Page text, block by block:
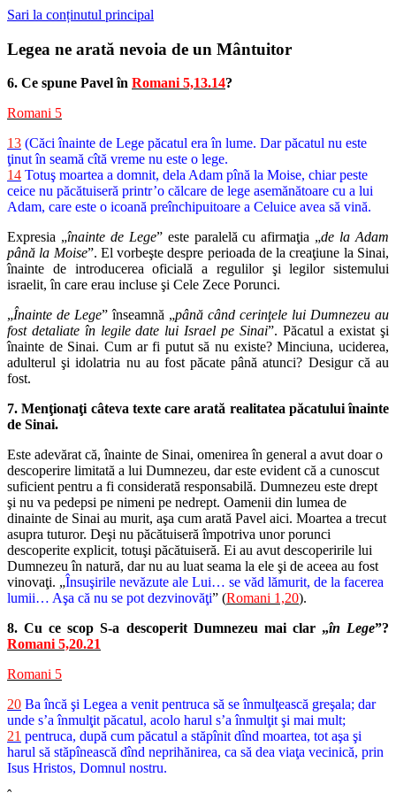
Sari la conținutul principal
Legea ne arată nevoia de un Mântuitor
6. Ce spune Pavel în Romani 5,13.14?
Romani 5
13 (Căci înainte de Lege păcatul era în lume. Dar păcatul nu este
ţinut în seamă cîtă vreme nu este o lege.
14 Totuş moartea a domnit, dela Adam pînă la Moise, chiar peste
ceice nu păcătuiseră printr’o călcare de lege asemănătoare cu a lui
Adam, care este o icoană preînchipuitoare a Celuice avea să vină.
Expresia „înainte de Lege” este paralelă cu afirmaţia „de la Adam
până la Moise”. El vorbeşte despre perioada de la creaţiune la Sinai,
înainte de introducerea oficială a regulilor şi legilor sistemului
israelit, în care erau incluse şi Cele Zece Porunci.
„Înainte de Lege” înseamnă „până când cerinţele lui Dumnezeu au
fost detaliate în legile date lui Israel pe Sinai”. Păcatul a existat şi
înainte de Sinai. Cum ar fi putut să nu existe? Minciuna, uciderea,
adulterul şi idolatria nu au fost păcate până atunci? Desigur că au
fost.
7. Menţionaţi câteva texte care arată realitatea păcatului înainte
de Sinai.
Este adevărat că, înainte de Sinai, omenirea în general a avut doar o
descoperire limitată a lui Dumnezeu, dar este evident că a cunoscut
suficient pentru a fi considerată responsabilă. Dumnezeu este drept
şi nu va pedepsi pe nimeni pe nedrept. Oamenii din lumea de
dinainte de Sinai au murit, aşa cum arată Pavel aici. Moartea a trecut
asupra tuturor. Deşi nu păcătuiseră împotriva unor porunci
descoperite explicit, totuşi păcătuiseră. Ei au avut descoperirile lui
Dumnezeu în natură, dar nu au luat seama la ele şi de aceea au fost
vinovaţi. „Însuşirile nevăzute ale Lui… se văd lămurit, de la facerea
lumii… Aşa că nu se pot dezvinovăţi” (Romani 1,20).
8. Cu ce scop S-a descoperit Dumnezeu mai clar „în Lege”?
Romani 5,20.21
Romani 5
20 Ba încă şi Legea a venit pentruca să se înmulţească greşala; dar
unde s’a înmulţit păcatul, acolo harul s’a înmulţit şi mai mult;
21 pentruca, după cum păcatul a stăpînit dînd moartea, tot aşa şi
harul să stăpînească dînd neprihănirea, ca să dea viaţa vecinică, prin
Isus Hristos, Domnul nostru.